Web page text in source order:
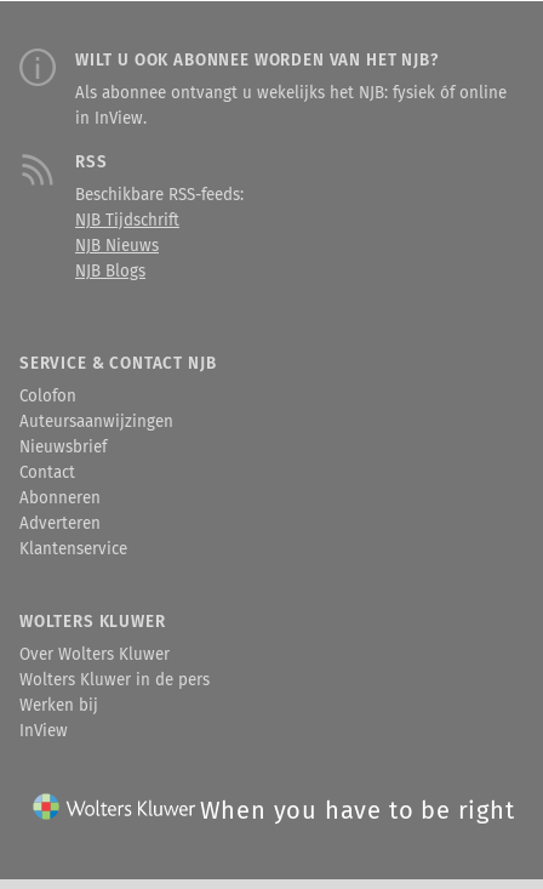
WILT U OOK ABONNEE WORDEN VAN HET NJB?
Als abonnee ontvangt u wekelijks het NJB: fysiek óf online
in InView.
RSS
Beschikbare RSS-feeds:
NJB Tijdschrift
NJB Nieuws
NJB Blogs
SERVICE & CONTACT NJB
Colofon
Auteursaanwijzingen
Nieuwsbrief
Contact
Abonneren
Adverteren
Klantenservice
WOLTERS KLUWER
Over Wolters Kluwer
Wolters Kluwer in de pers
Werken bij
InView
When you have to be right